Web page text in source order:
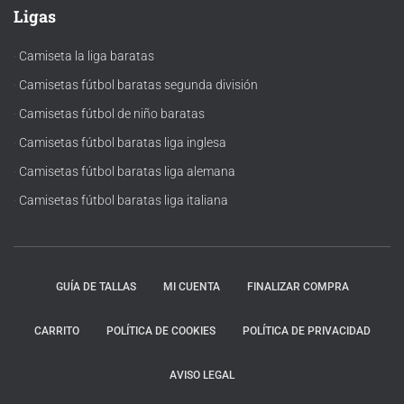
Ligas
· Camiseta la liga baratas
· Camisetas fútbol baratas segunda división
· Camisetas fútbol de niño baratas
· Camisetas fútbol baratas liga inglesa
· Camisetas fútbol baratas liga alemana
· Camisetas fútbol baratas liga italiana
GUÍA DE TALLAS MI CUENTA FINALIZAR COMPRA
CARRITO POLÍTICA DE COOKIES POLÍTICA DE PRIVACIDAD
AVISO LEGAL